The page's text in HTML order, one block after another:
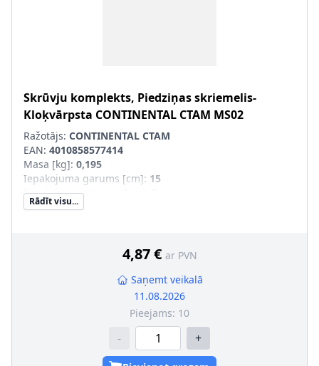
Skrūvju komplekts, Piedziņas skriemelis-
Kloķvārpsta CONTINENTAL CTAM MS02
Ražotājs: CONTINENTAL CTAM
EAN: 4010858577414
Masa [kg]: 0,195
Iepakojuma garums [cm]: 15
Iepakojuma platums [cm]
Iepakojuma augstums [cm]
Rādīt visu...
4,87 € ar PVN
Saņemt veikalā
11.08.2026
Pieejams: 10
- +